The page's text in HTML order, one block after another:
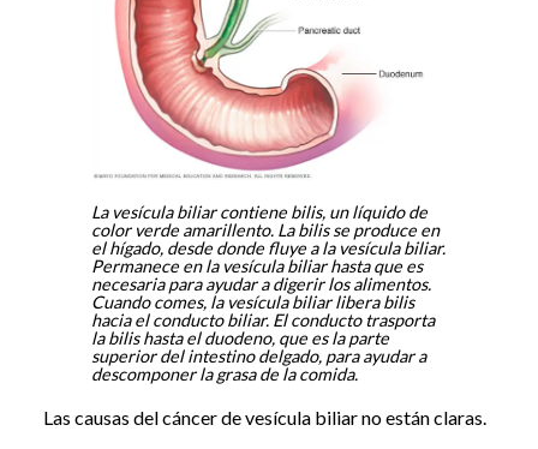
La vesícula biliar contiene bilis, un líquido de
color verde amarillento. La bilis se produce en
el hígado, desde donde fluye a la vesícula biliar.
Permanece en la vesícula biliar hasta que es
necesaria para ayudar a digerir los alimentos.
Cuando comes, la vesícula biliar libera bilis
hacia el conducto biliar. El conducto trasporta
la bilis hasta el duodeno, que es la parte
superior del intestino delgado, para ayudar a
descomponer la grasa de la comida.
Las causas del cáncer de vesícula biliar no están claras.